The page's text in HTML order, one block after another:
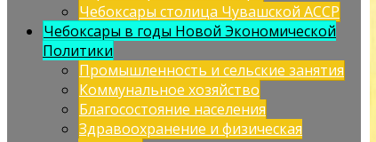
Чебоксары столица Чувашской АССР
Чебоксары в годы Новой Экономической
Политики
Промышленность и сельские занятия
Коммунальное хозяйство
Благосостояние населения
Здравоохранение и физическая